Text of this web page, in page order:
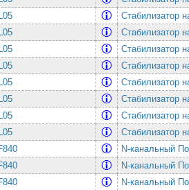
Стабилизатор
Стабилизатор
Стабилизатор
Стабилизатор
Стабилизатор
Стабилизатор
Стабилизатор
Стабилизатор
N-канальный
N-канальный
N-канальный